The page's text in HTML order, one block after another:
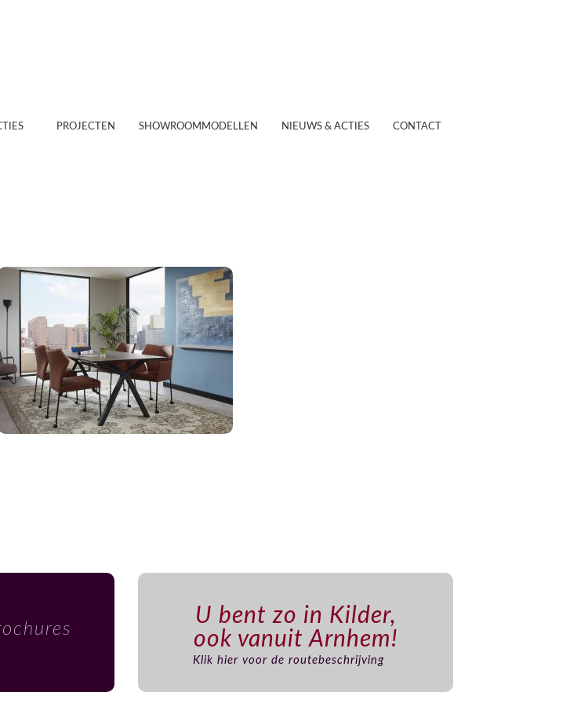
PROJECTEN SHOWROOMMODELLEN NIEUWS & ACTIES CONTACT
U bent zo in Kilder,
ook vanuit Arnhem!
Klik hier voor de routebeschrijving